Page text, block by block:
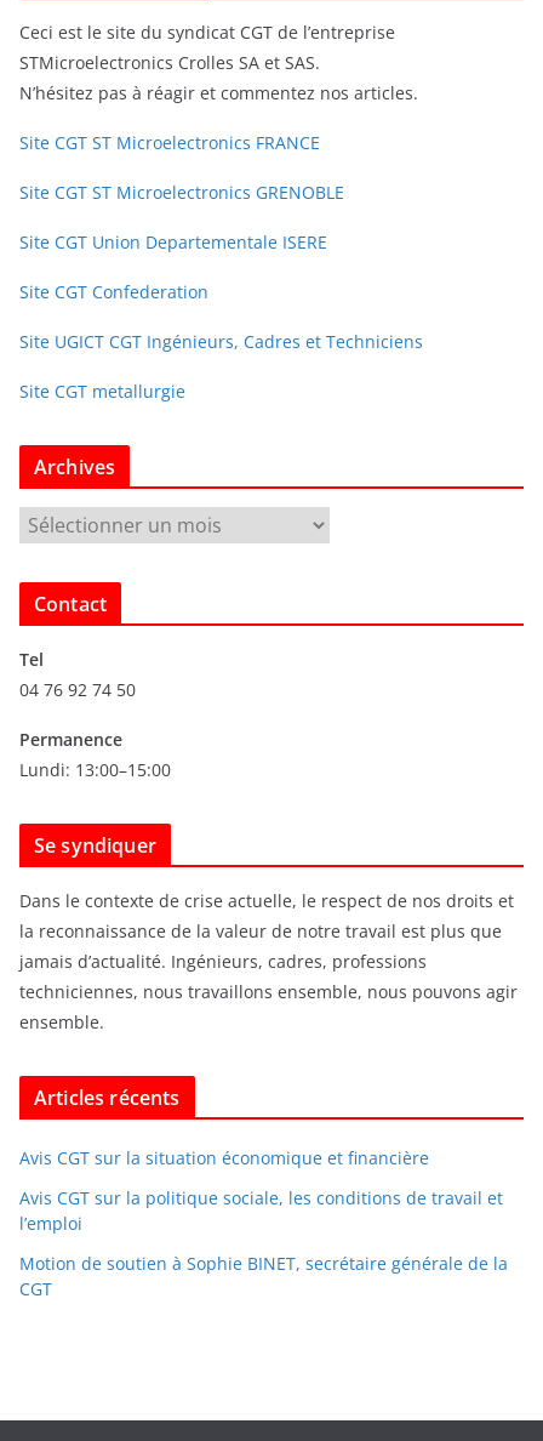
Ceci est le site du syndicat CGT de l’entreprise
STMicroelectronics Crolles SA et SAS.
N’hésitez pas à réagir et commentez nos articles.
Site CGT ST Microelectronics FRANCE
Site CGT ST Microelectronics GRENOBLE
Site CGT Union Departementale ISERE
Site CGT Confederation
Site UGICT CGT Ingénieurs, Cadres et Techniciens
Site CGT metallurgie
Archives
r
c
v
e
s
Contact
Tel
04 76 92 74 50
Permanence
Lundi: 13:00–15:00
Se syndiquer
Dans le contexte de crise actuelle, le respect de nos droits et
la reconnaissance de la valeur de notre travail est plus que
jamais d’actualité. Ingénieurs, cadres, professions
techniciennes, nous travaillons ensemble, nous pouvons agir
ensemble.
Articles récents
Avis CGT sur la situation économique et financière
Avis CGT sur la politique sociale, les conditions de travail et
l’emploi
Motion de soutien à Sophie BINET, secrétaire générale de la
CGT